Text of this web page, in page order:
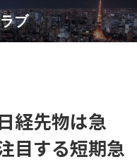
ブ
経先物は急
目する短期急